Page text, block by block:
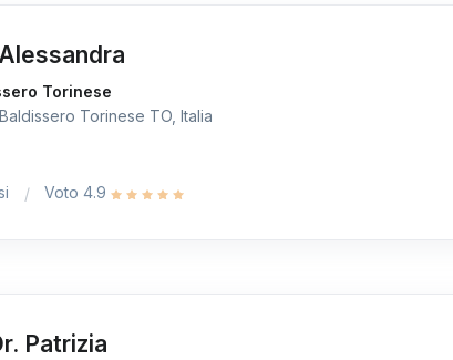
Torinese
Torinese TO, Italia
Voto 4.9
Patrizia